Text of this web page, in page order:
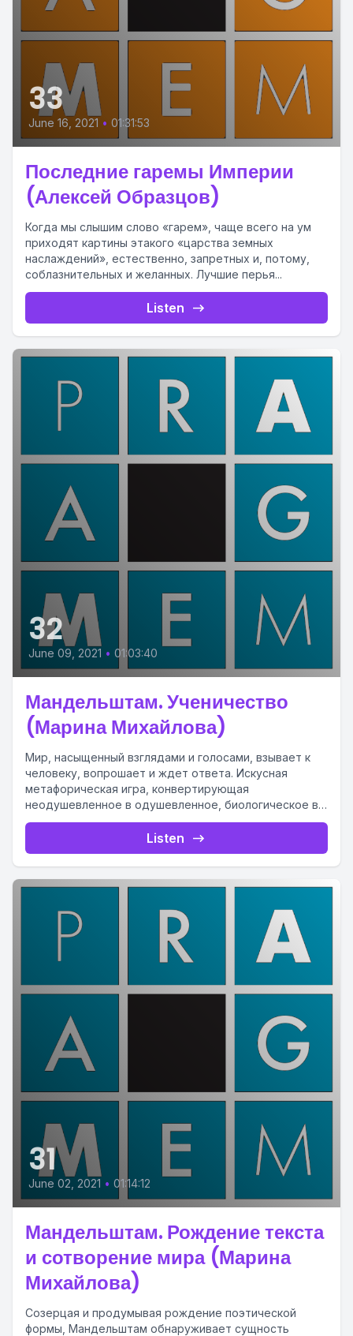
33
June 16, 2021 • 01:31:53
Последние гаремы Империи
(Алексей Образцов)
Когда мы слышим слово «гарем», чаще всего на ум
приходят картины этакого «царства земных
наслаждений», естественно, запретных и, потому,
соблазнительных и желанных. Лучшие перья...
Listen
32
June 09, 2021 • 01:03:40
Мандельштам. Ученичество
(Марина Михайлова)
Мир, насыщенный взглядами и голосами, взывает к
человеку, вопрошает и ждет ответа. Искусная
метафорическая игра, конвертирующая
неодушевленное в одушевленное, биологическое в
человеческое, природное в...
Listen
31
June 02, 2021 • 01:14:12
Мандельштам. Рождение текста
и сотворение мира (Марина
Михайлова)
Созерцая и продумывая рождение поэтической
формы, Мандельштам обнаруживает сущность